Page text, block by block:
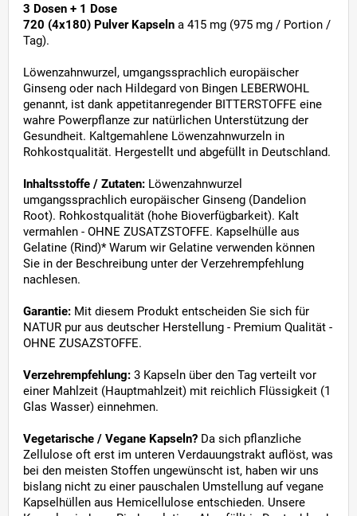
3 Dosen + 1 Dose
720 (4x180) Pulver Kapseln a 415 mg (975 mg / Portion /
Tag).
Löwenzahnwurzel, umgangssprachlich europäischer
Ginseng oder nach Hildegard von Bingen LEBERWOHL
genannt, ist dank appetitanregender BITTERSTOFFE eine
wahre Powerpflanze zur natürlichen Unterstützung der
Gesundheit. Kaltgemahlene Löwenzahnwurzeln in
Rohkostqualität. Hergestellt und abgefüllt in Deutschland.
Inhaltsstoffe / Zutaten: Löwenzahnwurzel
umgangssprachlich europäischer Ginseng (Dandelion
Root). Rohkostqualität (hohe Bioverfügbarkeit). Kalt
vermahlen - OHNE ZUSATZSTOFFE. Kapselhülle aus
Gelatine (Rind)* Warum wir Gelatine verwenden können
Sie in der Beschreibung unter der Verzehrempfehlung
nachlesen.
Garantie: Mit diesem Produkt entscheiden Sie sich für
NATUR pur aus deutscher Herstellung - Premium Qualität -
OHNE ZUSAZSTOFFE.
Verzehrempfehlung: 3 Kapseln über den Tag verteilt vor
einer Mahlzeit (Hauptmahlzeit) mit reichlich Flüssigkeit (1
Glas Wasser) einnehmen.
Vegetarische / Vegane Kapseln? Da sich pflanzliche
Zellulose oft erst im unteren Verdauungstrakt auflöst, was
bei den meisten Stoffen ungewünscht ist, haben wir uns
bislang nicht zu einer pauschalen Umstellung auf vegane
Kapselhüllen aus Hemicellulose entschieden. Unsere